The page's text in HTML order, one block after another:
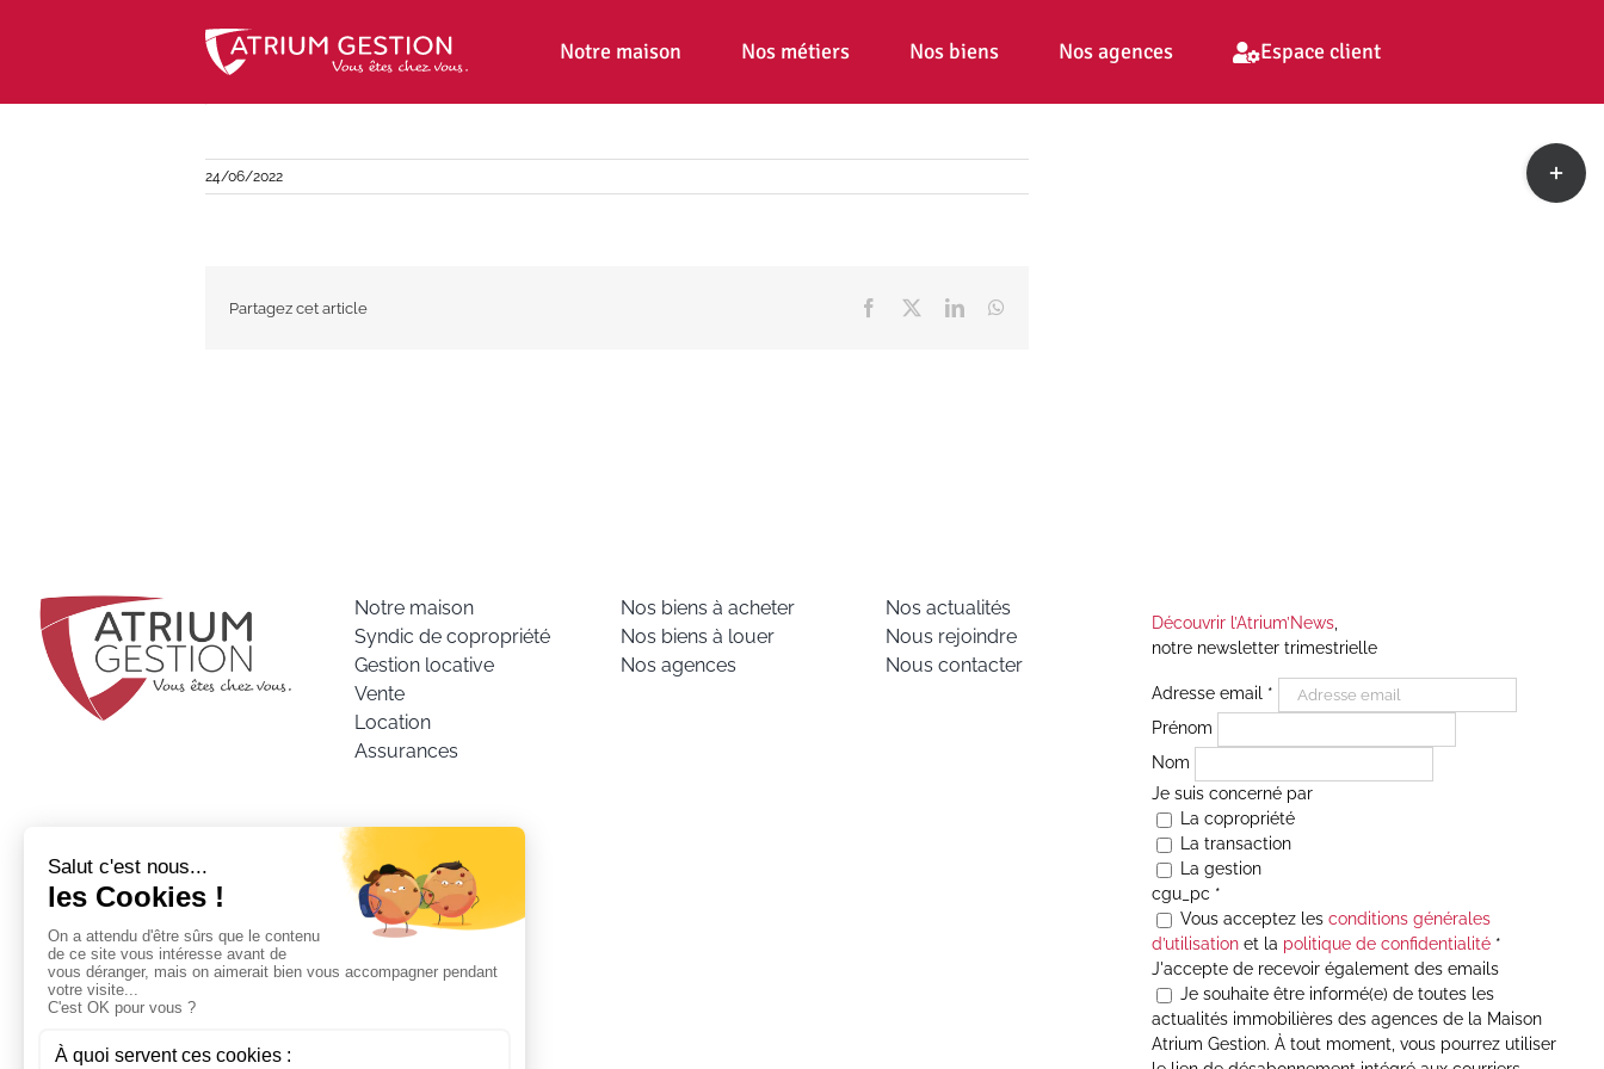
Notre maison Nos métiers Nos biens Nos agences Espace client
24/06/2022
Partagez cet article Facebook LinkedIn
Notre maison
Syndic de copropriété
Gestion locative
Vente
Location
Assurances
Nos biens à acheter
Nos biens à louer
Nos agences
Nos actualités
Nous rejoindre
Nous contacter
Découvrir l’Atrium’News,
notre newsletter trimestrielle
Adresse email *
Prénom
Nom
Je suis concerné par
La copropriété
La transaction
La gestion
cgu_pc *
Vous acceptez les conditions générales
d’utilisationet la politique de confidentialité*
J'accepte de recevoir également des emails
Je souhaite être informé(e) de toutes les
actualités immobilières des agences de la Maison
Atrium Gestion. À tout moment, vous pourrez utiliser
Toggle
Sliding
Bar